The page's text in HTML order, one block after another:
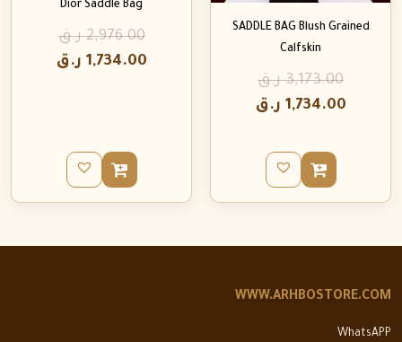
SADDLE BAG Blush Grained
Calfskin
3,173.00 ر.ق
1,734.00 ر.ق
Dior Saddle Bag
2,976.00 ر.ق
1,734.00 ر.ق
WWW.ARHBOSTORE.COM
WhatsAPP